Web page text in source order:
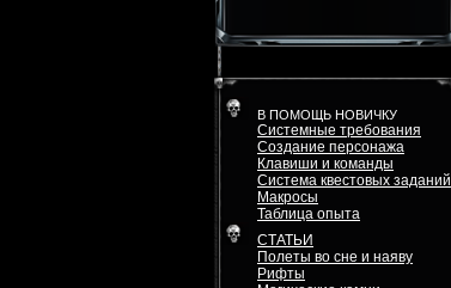
В ПОМОЩЬ НОВИЧКУ
Системные требования
Создание персонажа
Клавиши и команды
Система квестовых заданий
Макросы
Таблица опыта
СТАТЬИ
Полеты во сне и наяву
Рифты